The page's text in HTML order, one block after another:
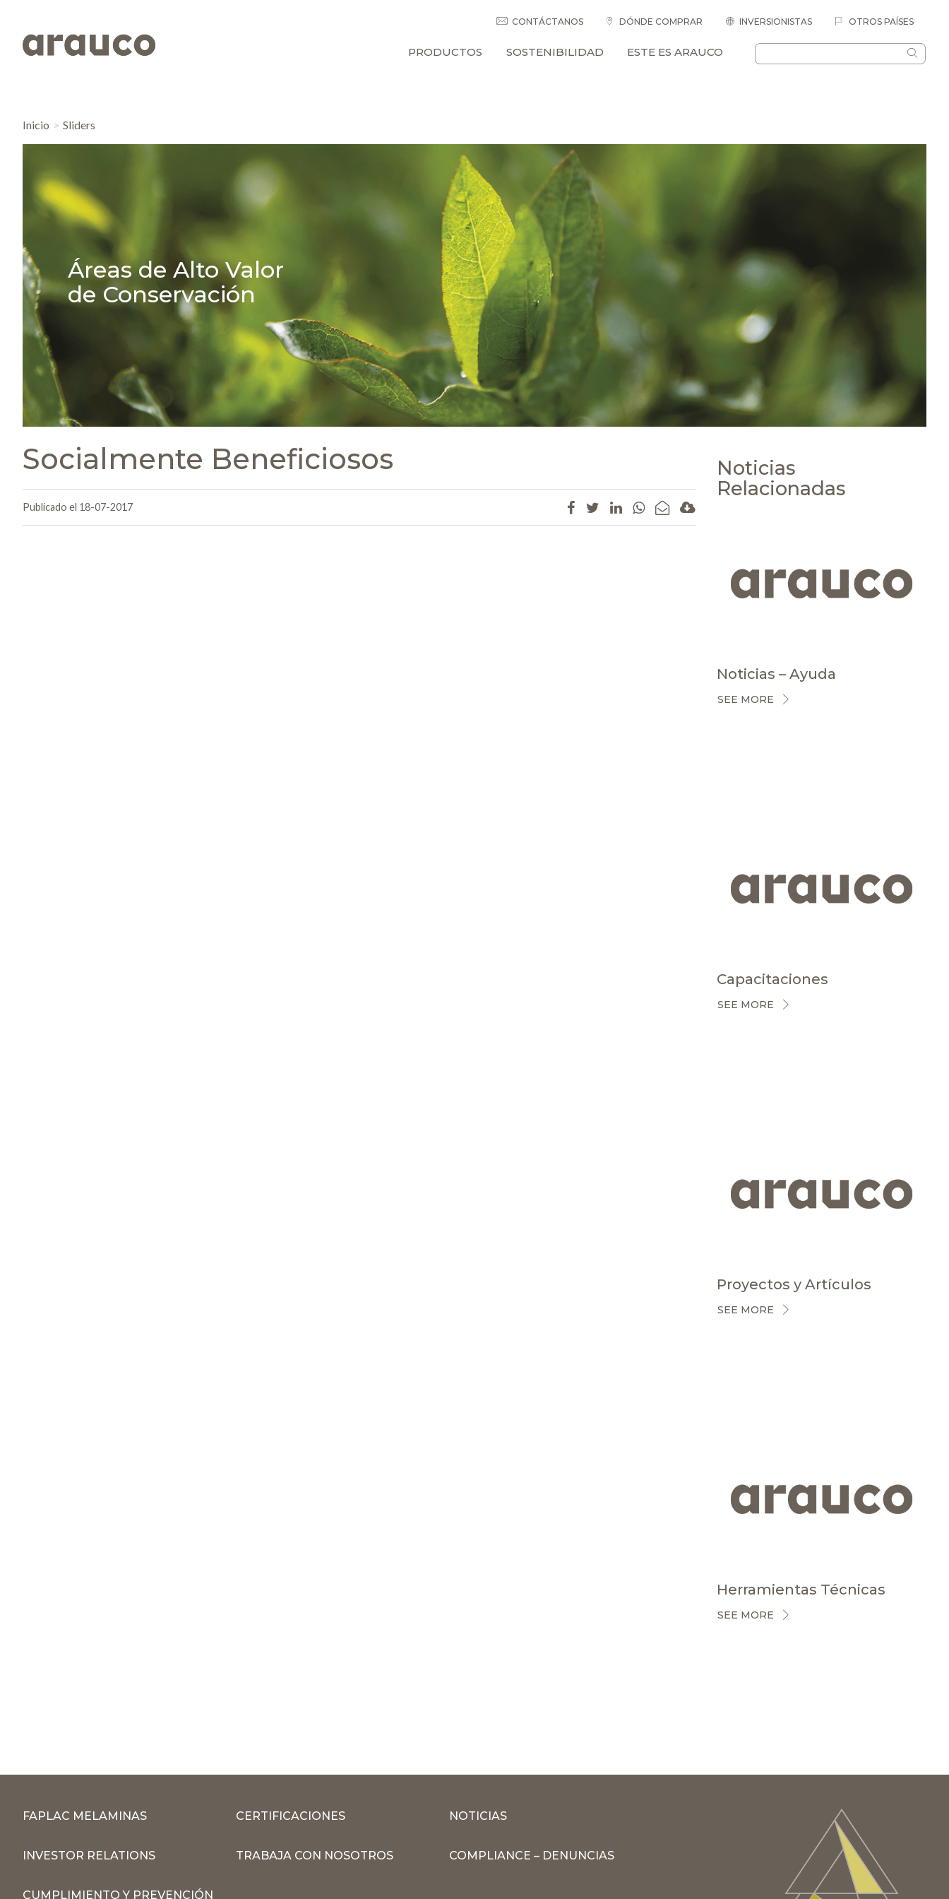
CONTÁCTANOS DÓNDE COMPRAR INVERSIONISTAS OTROS PAÍSES
PRODUCTOS SOSTENIBILIDAD ESTE ES ARAUCO
Inicio Sliders
Áreas de Alto Valor
de Conservación
Socialmente Beneficiosos
Publicado el 18-07-2017
Noticias
Relacionadas
Noticias – Ayuda
SEE MORE
Capacitaciones
SEE MORE
Proyectos y Artículos
SEE MORE
Herramientas Técnicas
SEE MORE
FAPLAC MELAMINAS CERTIFICACIONES NOTICIAS
INVESTOR RELATIONS TRABAJA CON NOSOTROS COMPLIANCE – DENUNCIAS
CUMPLIMIENTO Y PREVENCIÓN